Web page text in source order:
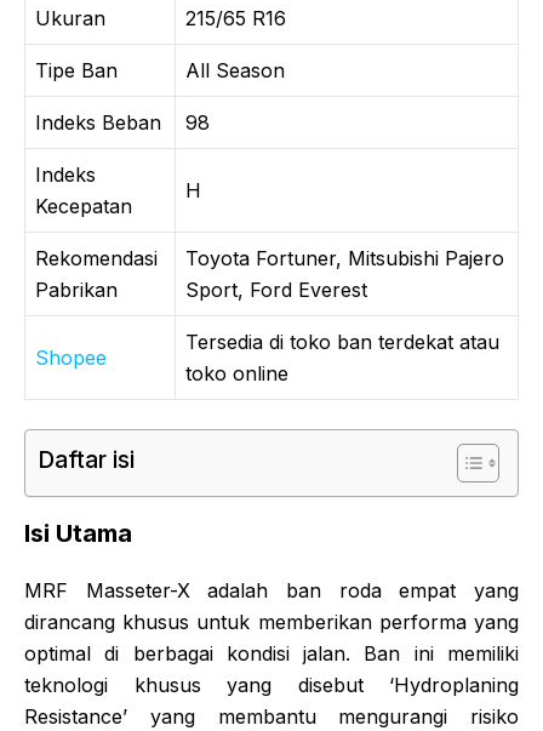
Ukuran 215/65 R16
Tipe Ban All Season
Indeks Beban 98
Indeks
Kecepatan
H
Rekomendasi
Pabrikan
Toyota Fortuner, Mitsubishi Pajero
Sport, Ford Everest
Shopee
Tersedia di toko ban terdekat atau
toko online
Daftar isi
Isi Utama
MRF Masseter-X adalah ban roda empat yang
dirancang khusus untuk memberikan performa yang
optimal di berbagai kondisi jalan. Ban ini memiliki
teknologi khusus yang disebut ‘Hydroplaning
Resistance’ yang membantu mengurangi risiko